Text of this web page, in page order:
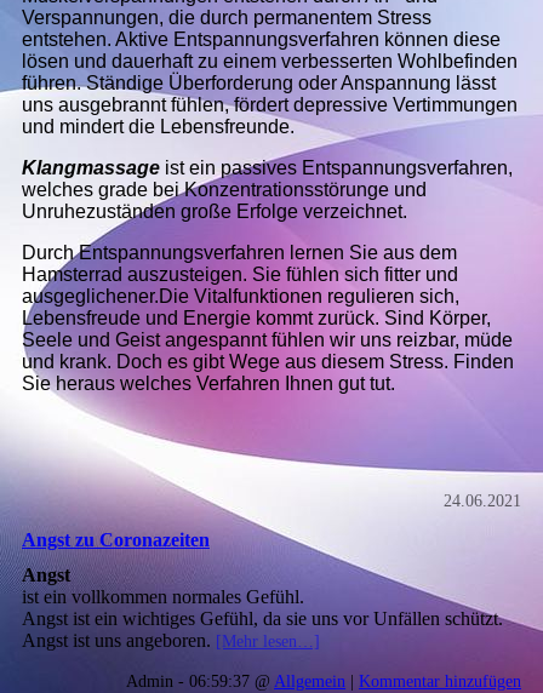
Verspannungen, die durch permanentem Stress
entstehen. Aktive Entspannungsverfahren können diese
lösen und dauerhaft zu einem verbesserten Wohlbefinden
führen. Ständige Überforderung oder Anspannung lässt
uns ausgebrannt fühlen, fördert depressive Vertimmungen
und mindert die Lebensfreunde.
Klangmassage ist ein passives Entspannungsverfahren,
welches grade bei Konzentrationsstörunge und
Unruhezuständen große Erfolge verzeichnet.
Durch Entspannungsverfahren lernen Sie aus dem
Hamsterrad auszusteigen. Sie fühlen sich fitter und
ausgeglichener.Die Vitalfunktionen regulieren sich,
Lebensfreude und Energie kommt zurück. Sind Körper,
Seele und Geist angespannt fühlen wir uns reizbar, müde
und krank. Doch es gibt Wege aus diesem Stress. Finden
Sie heraus welches Verfahren Ihnen gut tut.
24.06.2021
Angst zu Coronazeiten
Angst
ist ein vollkommen normales Gefühl.
Angst ist ein wichtiges Gefühl, da sie uns vor Unfällen schützt.
Angst ist uns angeboren. [Mehr lesen…]
Admin - 06:59:37 @ Allgemein |Kommentar hinzufügen